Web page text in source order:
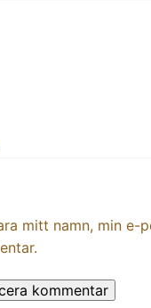
mitt namn, min e-